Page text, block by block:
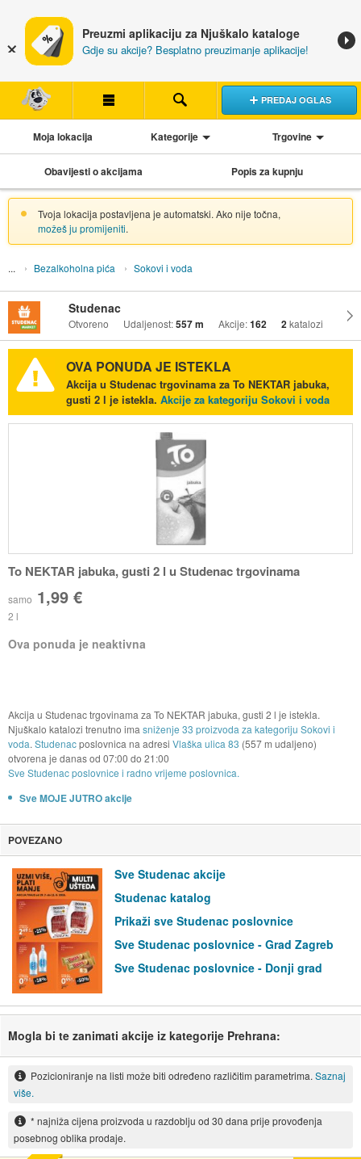
Preuzmi aplikaciju za Njuškalo kataloge
Gdje su akcije? Besplatno preuzimanje aplikacije!
PREDAJ OGLAS
Moja lokacija Kategorije Trgovine
Obavijesti o akcijama Popis za kupnju
Tvoja lokacija postavljena je automatski. Ako nije točna,
možeš ju promijeniti.
Bezalkoholna pića Sokovi i voda
Studenac
Otvoreno Udaljenost:557 m Akcije:162 2katalozi
OVA PONUDA JE ISTEKLA
Akcija u Studenac trgovinama za To NEKTAR jabuka,
gusti 2 l je istekla. Akcije za kategoriju Sokovi i voda
To NEKTAR jabuka, gusti 2 l u Studenac trgovinama
samo 1,99 €
2 l
Ova ponuda je neaktivna
Akcija u Studenac trgovinama za To NEKTAR jabuka, gusti 2 l je istekla.
Njuškalo katalozi trenutno ima sniženje 33 proizvoda za kategoriju Sokovi i
voda. Studenacposlovnica na adresi Vlaška ulica 83 (557 m udaljeno)
otvorena je danas od 07:00 do 21:00
Sve Studenac poslovnice i radno vrijeme poslovnica.
Sve MOJE JUTRO akcije
POVEZANO
Sve Studenac akcije
Studenac katalog
Prikaži sve Studenac poslovnice
Sve Studenac poslovnice - Grad Zagreb
Sve Studenac poslovnice - Donji grad
Mogla bi te zanimati akcije iz kategorije Prehrana:
Pozicioniranje na listi može biti određeno različitim parametrima. Saznaj
više.
* najniža cijena proizvoda u razdoblju od 30 dana prije provođenja
posebnog oblika prodaje.